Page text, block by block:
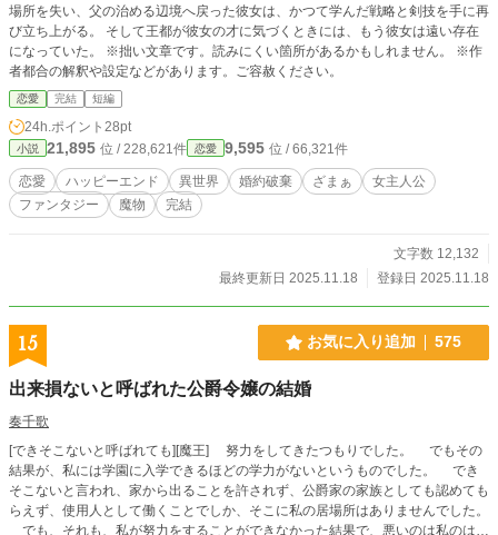
場所を失い、父の治める辺境へ戻った彼女は、かつて学んだ戦略と剣技を手に再
び立ち上がる。 そして王都が彼女の才に気づくときには、もう彼女は遠い存在
になっていた。 ※拙い文章です。読みにくい箇所があるかもしれません。 ※作
者都合の解釈や設定などがあります。ご容赦ください。
恋愛 完結 短編
24h.ポイント 28pt
小説 21,895 位 / 228,621件 恋愛 9,595 位 / 66,321件
恋愛 ハッピーエンド 異世界 婚約破棄 ざまぁ
女主人公
ファンタジー
魔物 完結
文字数 12,132
最終更新日 2025.11.18
登録日 2025.11.18
15 お気に入り追加 575
出来損ないと呼ばれた公爵令嬢の結婚
奏千歌
[できそこないと呼ばれても][魔王] 努力をしてきたつもりでした。 でもその
結果が、私には学園に入学できるほどの学力がないというものでした。 でき
そこないと言われ、家から出ることを許されず、公爵家の家族としても認めても
らえず、使用人として働くことでしか、そこに私の居場所はありませんでした。
でも、それも、私が努力をすることができなかった結果で、悪いのは私のはず